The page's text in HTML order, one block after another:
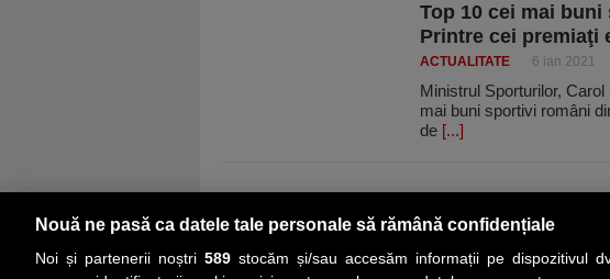
Top 10 cei mai
Printre cei premiaţi
ACTUALITATE 6 ian 2021
Ministrul Sporturilor,
mai buni sportivi români
de [...]
Nouă ne pasă ca datele tale personale să rămână confidențiale
Noi și partenerii noștri 589stocăm și/sau accesăm informații pe dispozitivul